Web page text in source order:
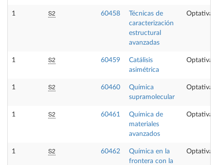
1 S2 60458
Técnicas de
caracterización
estructural
avanzadas
Optativa
1 S2 60459
Catálisis
asimétrica
Optativa
1 S2 60460
Química
supramolecular
Optativa
1 S2 60461
Química de
materiales
avanzados
Optativa
1 S2 60462
Química en la
frontera con la
Optativa